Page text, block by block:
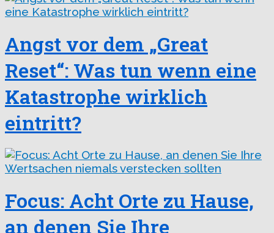
Angst vor dem „Great
Reset“: Was tun wenn eine
Katastrophe wirklich
eintritt?
Focus: Acht Orte zu Hause,
an denen Sie Ihre